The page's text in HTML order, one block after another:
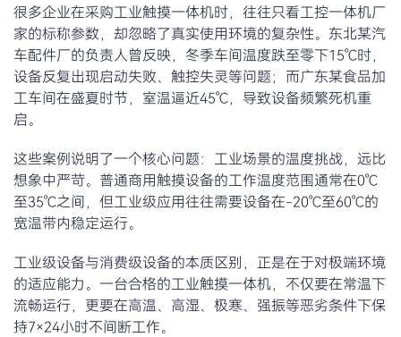
很多企业在采购工业触摸一体机时，往往只看工控一体机厂
家的标称参数，却忽略了真实使用环境的复杂性。东北某汽
车配件厂的负责人曾反映，冬季车间温度跌至零下15℃时，
设备反复出现启动失败、触控失灵等问题；而广东某食品加
工车间在盛夏时节，室温逼近45℃，导致设备频繁死机重
启。
这些案例说明了一个核心问题：工业场景的温度挑战，远比
想象中严苛。普通商用触摸设备的工作温度范围通常在0℃
至35℃之间，但工业级应用往往需要设备在-20℃至60℃的
宽温带内稳定运行。
工业级设备与消费级设备的本质区别，正是在于对极端环境
的适应能力。一台合格的工业触摸一体机，不仅要在常温下
流畅运行，更要在高温、高湿、极寒、强振等恶劣条件下保
持7×24小时不间断工作。